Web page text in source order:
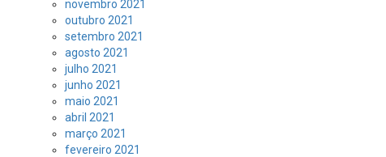
novembro 2021
outubro 2021
setembro 2021
agosto 2021
julho 2021
junho 2021
maio 2021
abril 2021
março 2021
fevereiro 2021